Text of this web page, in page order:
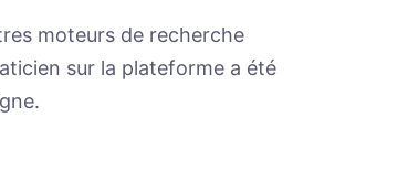
moteurs de recherche
sur la plateforme a été